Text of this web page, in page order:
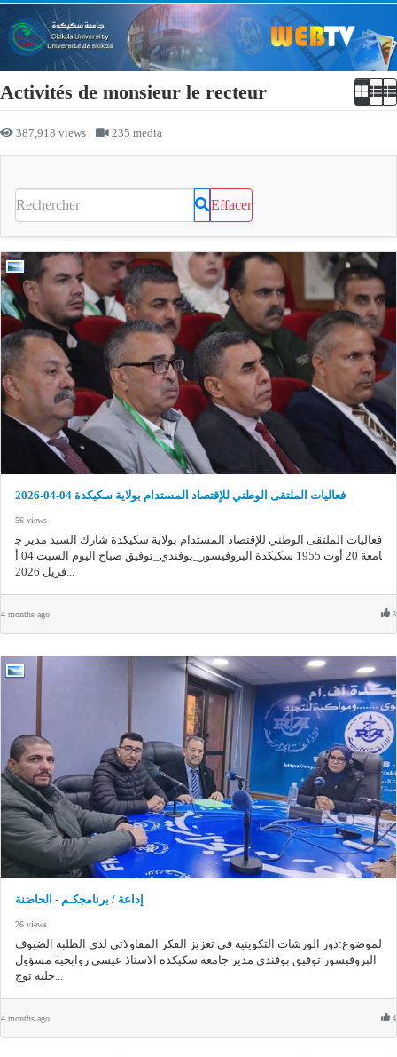
Activités de monsieur le recteur
387,918 views 235 media
Effacer
فعاليات الملتقى الوطني للإقتصاد المستدام بولاية سكيكدة 04-04-2026
56 views
فعاليات الملتقى الوطني للإقتصاد المستدام بولاية سكيكدة شارك السيد مدير ج
امعة 20 أوت 1955 سكيكدة البروفيسور_بوفندي_توفيق صباح اليوم السبت 04 أ
4 months ago 3
إداعة / برنامجكـم - الحاضنة
76 views
لموضوع:دور الورشات التكوينية في تعزيز الفكر المقاولاتي لدى الطلبة الضيوف
البروفيسور توفيق بوفندي مدير جامعة سكيكدة الاستاذ عيسى روابحية مسؤول
4 months ago 4